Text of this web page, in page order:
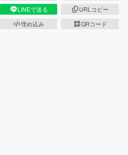
CAMPFIRE for Social Good
LINEで送る
URLコピー
埋め込み
QRコード